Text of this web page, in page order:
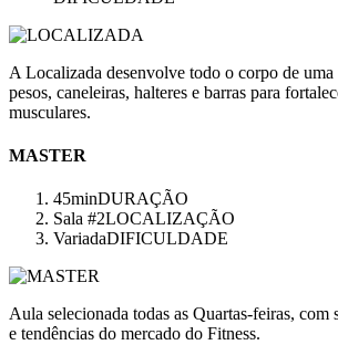
A Localizada desenvolve todo o corpo de
pesos, caneleiras, halteres e barras para
musculares.
MASTER
45minDURAÇÃO
Sala #2LOCALIZAÇÃO
VariadaDIFICULDADE
Aula selecionada todas as Quartas-feiras, com
e tendências do mercado do Fitness.